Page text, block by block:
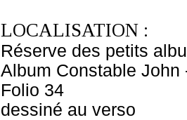
LOCALISATION :
Réserve des petits
Album Constable John
Folio 34
dessiné au verso